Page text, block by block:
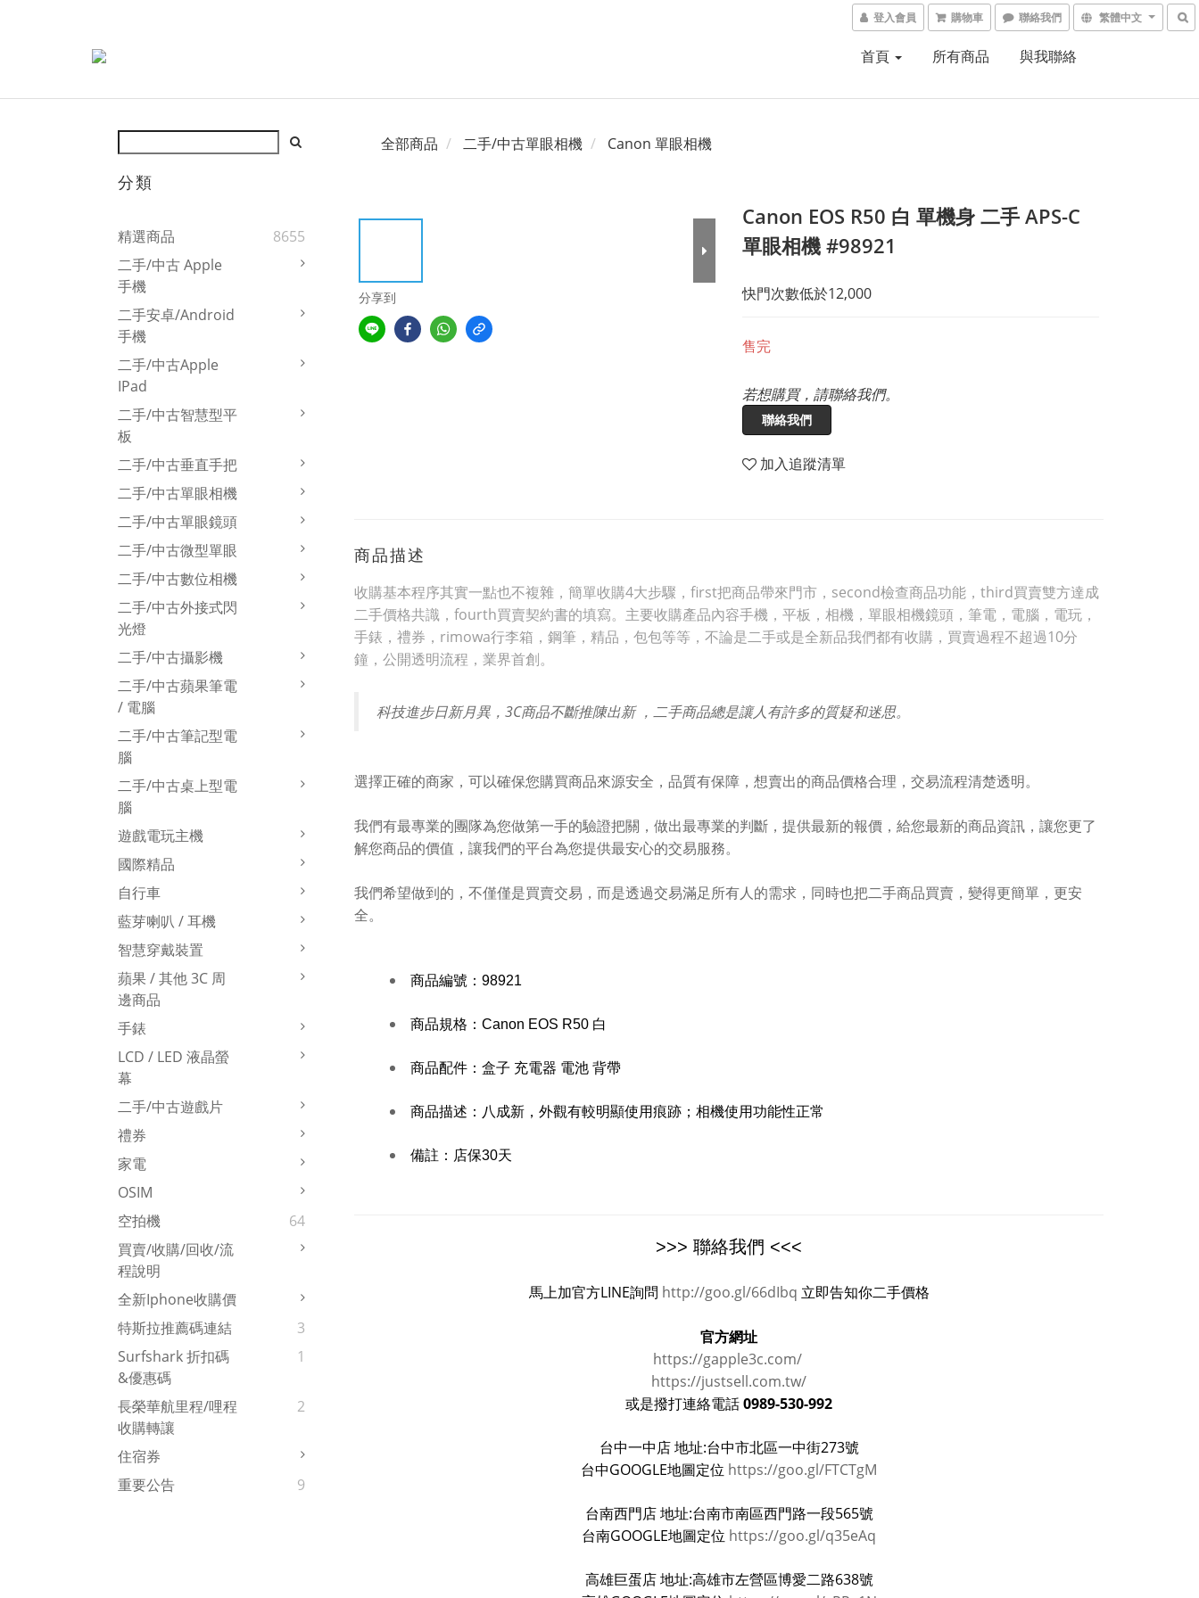
登入會員 購物車 聯絡我們 繁體中文
首頁 所有商品 與我聯絡
分類
精選商品
8655
二手/中古 Apple
手機
二手安卓/Android
手機
二手/中古Apple
IPad
二手/中古智慧型平
板
二手/中古垂直手把
二手/中古單眼相機
二手/中古單眼鏡頭
二手/中古微型單眼
二手/中古數位相機
二手/中古外接式閃
光燈
二手/中古攝影機
二手/中古蘋果筆電
/ 電腦
二手/中古筆記型電
腦
二手/中古桌上型電
腦
遊戲電玩主機
國際精品
自行車
藍芽喇叭 / 耳機
智慧穿戴裝置
蘋果 / 其他 3C 周
邊商品
手錶
LCD / LED 液晶螢
幕
二手/中古遊戲片
禮券
家電
OSIM
空拍機
64
買賣/收購/回收/流
程說明
全新iphone收購價
特斯拉推薦碼連結
3
Surfshark 折扣碼
&優惠碼
1
長榮華航里程/哩程
收購轉讓
2
住宿券
重要公告
9
全部商品 二手/中古單眼相機 Canon 單眼相機
分享到
Canon EOS R50 白 單機身 二手 APS-C
單眼相機 #98921
快門次數低於12,000
售完
若想購買，請聯絡我們。
聯絡我們
加入追蹤清單
商品描述
收購基本程序其實一點也不複雜，簡單收購4大步驟，first把商品帶來門市，second檢查商品功能，third買賣雙方達成
二手價格共識，fourth買賣契約書的填寫。主要收購產品內容手機，平板，相機，單眼相機鏡頭，筆電，電腦，電玩，
手錶，禮券，rimowa行李箱，鋼筆，精品，包包等等，不論是二手或是全新品我們都有收購，買賣過程不超過10分
鐘，公開透明流程，業界首創。
科技進步日新月異，3C商品不斷推陳出新 ，二手商品總是讓人有許多的質疑和迷思。
選擇正確的商家，可以確保您購買商品來源安全，品質有保障，想賣出的商品價格合理，交易流程清楚透明。
我們有最專業的團隊為您做第一手的驗證把關，做出最專業的判斷，提供最新的報價，給您最新的商品資訊，讓您更了
解您商品的價值，讓我們的平台為您提供最安心的交易服務。
我們希望做到的，不僅僅是買賣交易，而是透過交易滿足所有人的需求，同時也把二手商品買賣，變得更簡單，更安
全。
商品編號： 98921
商品規格： Canon EOS R50 白
商品配件：盒子 充電器 電池 背帶
商品描述： 八成新，外觀有較明顯使用痕跡；相機使用功能性正常
備註： 店保30天
>>> 聯絡我們 <<<
馬上加官方LINE詢問 http://goo.gl/66dIbq 立即告知你二手價格
官方網址
https://gapple3c.com/
https://justsell.com.tw/
或是撥打連絡電話 0989-530-992
台中一中店 地址:台中市北區一中街273號
台中GOOGLE地圖定位 https://goo.gl/FTCTgM
台南西門店 地址:台南市南區西門路一段565號
台南GOOGLE地圖定位 https://goo.gl/q35eAq
高雄巨蛋店 地址:高雄市左營區博愛二路638號